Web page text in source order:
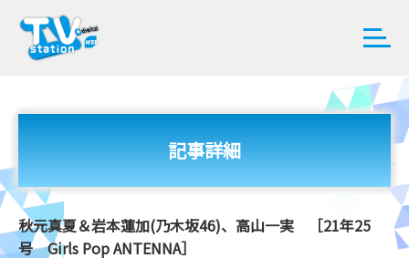
記事詳細
秋元真夏＆岩本蓮加(乃木坂46)、高山一実 ［21年25
号 Girls Pop ANTENNA］